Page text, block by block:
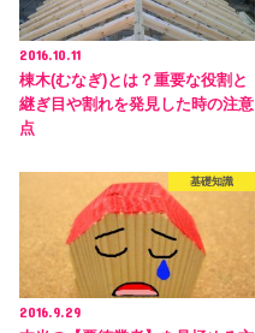
2016.10.11
棟木(むなぎ)とは？重要な役割と
継ぎ目や割れを発見した時の注意
点
基礎知識
2016.9.29